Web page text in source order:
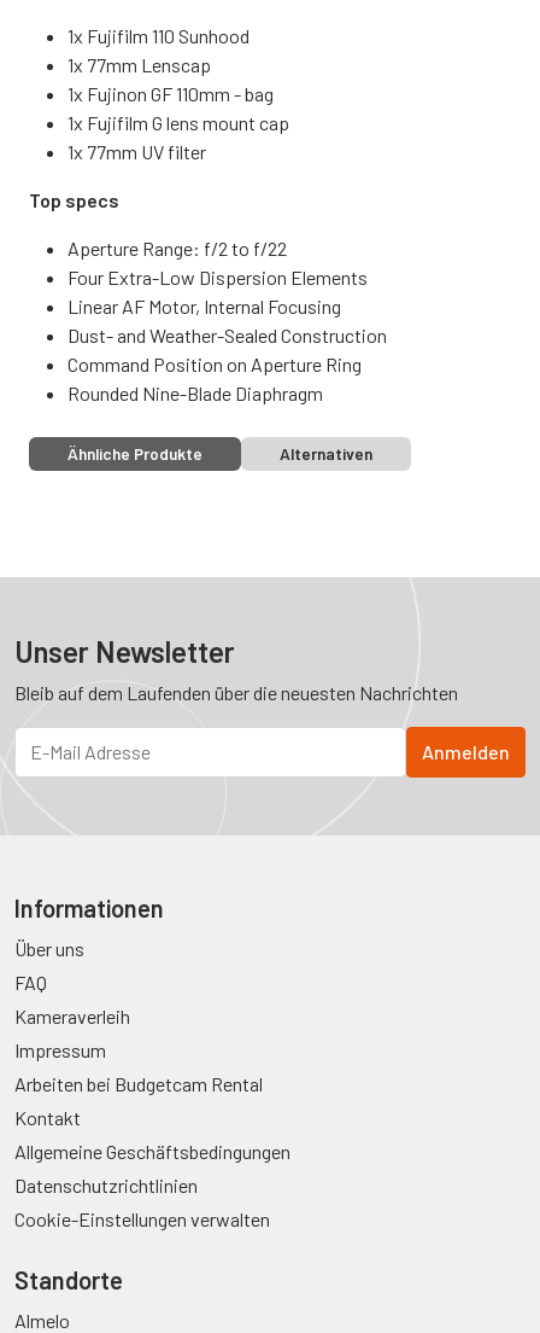
1x Fujifilm 110 Sunhood
1x 77mm Lenscap
1x Fujinon GF 110mm - bag
1x Fujifilm G lens mount cap
1x 77mm UV filter
Top specs
Aperture Range: f/2 to f/22
Four Extra-Low Dispersion Elements
Linear AF Motor, Internal Focusing
Dust- and Weather-Sealed Construction
Command Position on Aperture Ring
Rounded Nine-Blade Diaphragm
Ähnliche Produkte Alternativen
Unser Newsletter
Bleib auf dem Laufenden über die neuesten Nachrichten
Informationen
Über uns
FAQ
Kameraverleih
Impressum
Arbeiten bei Budgetcam Rental
Kontakt
Allgemeine Geschäftsbedingungen
Datenschutzrichtlinien
Cookie-Einstellungen verwalten
Standorte
Almelo